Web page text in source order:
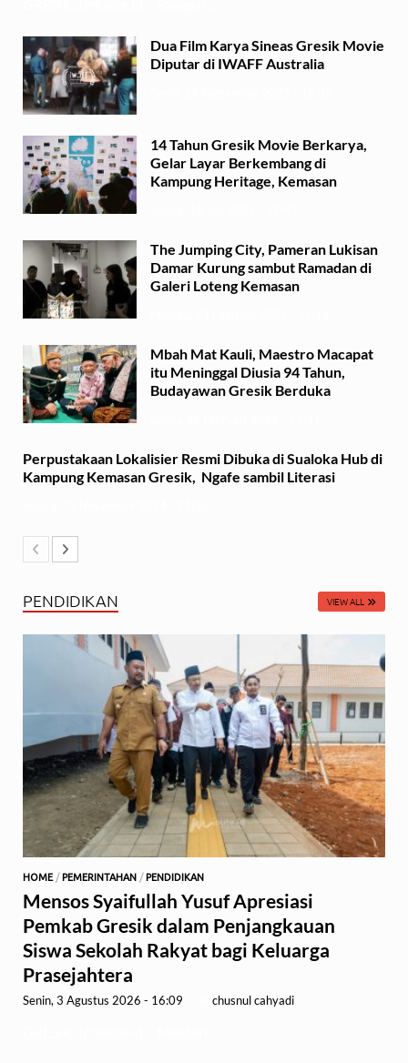
Dua Film Karya Sineas Gresik Movie
Diputar di IWAFF Australia
14 Tahun Gresik Movie Berkarya,
Gelar Layar Berkembang di
Kampung Heritage, Kemasan
The Jumping City, Pameran Lukisan
Damar Kurung sambut Ramadan di
Galeri Loteng Kemasan
Mbah Mat Kauli, Maestro Macapat
itu Meninggal Diusia 94 Tahun,
Budayawan Gresik Berduka
Perpustakaan Lokalisier Resmi Dibuka di Sualoka Hub di
Kampung Kemasan Gresik, Ngafe sambil Literasi
PENDIDIKAN VIEW ALL
HOME/ PEMERINTAHAN / PENDIDIKAN
Mensos Syaifullah Yusuf Apresiasi
Pemkab Gresik dalam Penjangkauan
Siswa Sekolah Rakyat bagi Keluarga
Prasejahtera
Senin, 3 Agustus 2026 - 16:09 chusnul cahyadi